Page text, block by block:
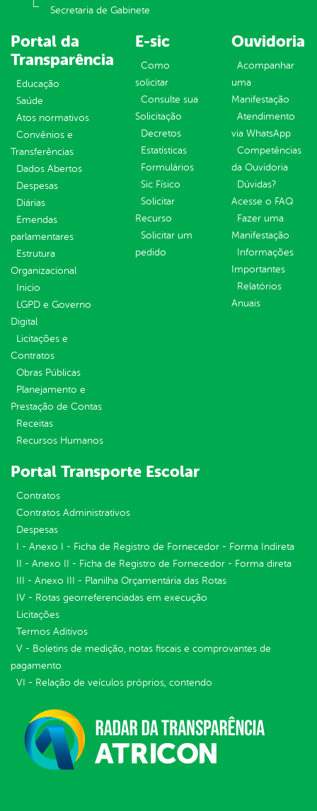
Secretaria de Gabinete
Portal da
Transparência
Educação
Saúde
Atos normativos
Convênios e
Transferências
Dados Abertos
Despesas
Diárias
Emendas
parlamentares
Estrutura
Organizacional
Inicio
LGPD e Governo
Digital
Licitações e
Contratos
Obras Públicas
Planejamento e
Prestação de Contas
Receitas
Recursos Humanos
E-sic
Como
solicitar
Consulte sua
Solicitação
Decretos
Estatísticas
Formulários
Sic Físico
Solicitar
Recurso
Solicitar um
pedido
Ouvidoria
Acompanhar
uma
Manifestação
Atendimento
via WhatsApp
Competências
da Ouvidoria
Dúvidas?
Acesse o FAQ
Fazer uma
Manifestação
Informações
Importantes
Relatórios
Anuais
Portal Transporte Escolar
Contratos
Contratos Administrativos
Despesas
I - Anexo I - Ficha de Registro de Fornecedor - Forma Indireta
II - Anexo II - Ficha de Registro de Fornecedor - Forma direta
III - Anexo III - Planilha Orçamentária das Rotas
IV - Rotas georreferenciadas em execução
Licitações
Termos Aditivos
V - Boletins de medição, notas fiscais e comprovantes de
pagamento
VI - Relação de veículos próprios, contendo